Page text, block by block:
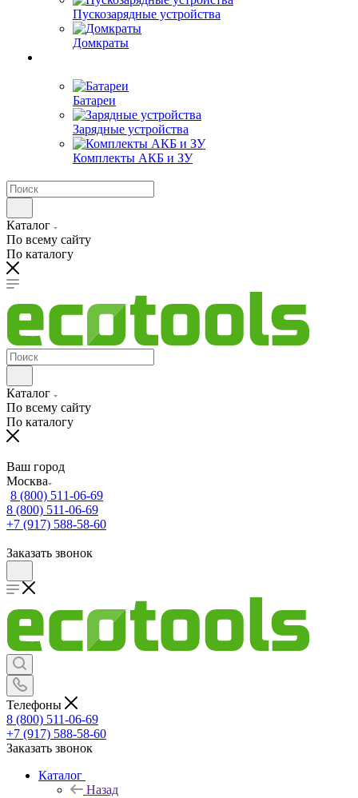
Пускозарядные устройства
Домкраты
Батареи
Зарядные устройства
Комплекты АКБ и ЗУ
Каталог
По всему сайту
По каталогу
Каталог
По всему сайту
По каталогу
Ваш город
Москва
8 (800) 511-06-69
8 (800) 511-06-69
+7 (917) 588-58-60
Заказать звонок
Телефоны
8 (800) 511-06-69
+7 (917) 588-58-60
Заказать звонок
Каталог
Назад